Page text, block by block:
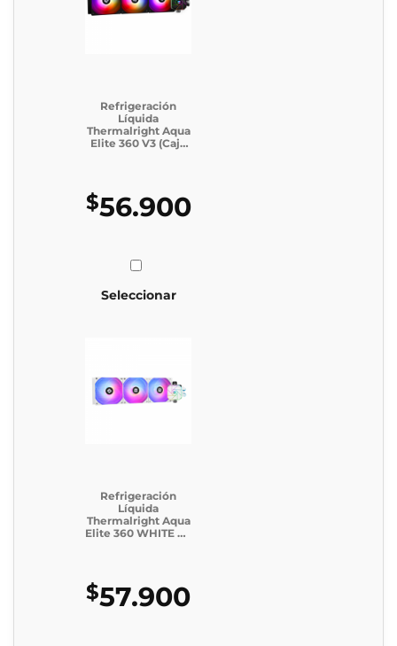
Refrigeración
Líquida
Thermalright Aqua
Elite 360 V3 (Caja
$56.900
Seleccionar
Refrigeración
Líquida
Thermalright Aqua
Elite 360 WHITE V3
$57.900